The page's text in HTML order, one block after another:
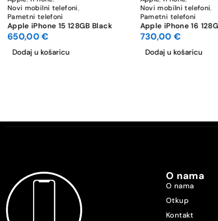
HDR
Stabilizacija slike
Vrsta SIM-a [SIM1]
Vrsta SIM-a [SIM2]
Novi mobilni telefoni,
Pametni telefoni
Apple iPhone 15 128GB Black
650,00€
Dodaj u košaricu
Novi mobilni telefoni,
Pametni telefoni
Apple iPhone 16
730,00€
Dodaj u košaricu
O nama
O nama
Otkup
Kontakt